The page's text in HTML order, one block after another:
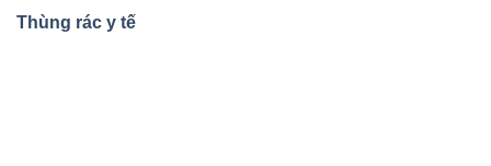
Thùng rác y tế